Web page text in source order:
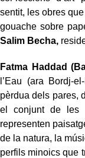
sentit, les obres
gouache sobre
Salim Becha,
Fatma Haddad
l’Eau (ara Bordj-
pèrdua dels pares,
el conjunt de les
representen
de la natura, la
perfils minoics que